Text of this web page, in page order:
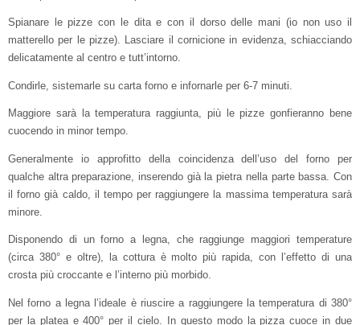
Spianare le pizze con le dita e con il dorso delle mani (io non uso il
matterello per le pizze). Lasciare il cornicione in evidenza, schiacciando
delicatamente al centro e tutt’intorno.
Condirle, sistemarle su carta forno e infornarle per 6-7 minuti.
Maggiore sarà la temperatura raggiunta, più le pizze gonfieranno bene
cuocendo in minor tempo.
Generalmente io approfitto della coincidenza dell’uso del forno per
qualche altra preparazione, inserendo già la pietra nella parte bassa. Con
il forno già caldo, il tempo per raggiungere la massima temperatura sarà
minore.
Disponendo di un forno a legna, che raggiunge maggiori temperature
(circa 380° e oltre), la cottura è molto più rapida, con l’effetto di una
crosta più croccante e l’interno più morbido.
Nel forno a legna l’ideale è riuscire a raggiungere la temperatura di 380°
per la platea e 400° per il cielo. In questo modo la pizza cuoce in due